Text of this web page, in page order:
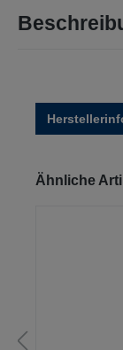
Produktgalerie
Ähnliche